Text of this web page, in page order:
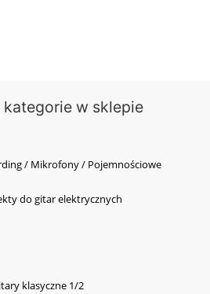
w sklepie
/ Mikrofony / Pojemnościowe
do gitar elektrycznych
klasyczne 1/2